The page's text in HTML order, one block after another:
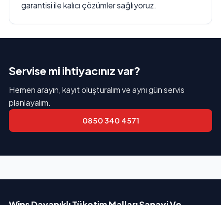
garantisi ile kalıcı çözümler sağlıyoruz.
Servise mi ihtiyacınız var?
Hemen arayın, kayıt oluşturalım ve aynı gün servis
planlayalım.
0850 340 4571